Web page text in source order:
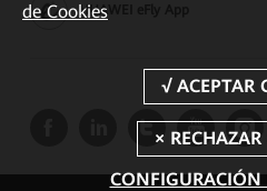
HUAWEI eFly App
de Cookies
CONFIGURACIÓN